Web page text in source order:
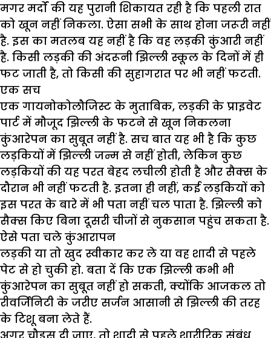
मगर मर्दों की यह पुरानी शिकायत रही है कि पहली रात
को खून नहीं निकला. ऐसा सभी के साथ होना जरूरी नहीं
है. इस का मतलब यह नहीं है कि वह लड़की कुंआरी नहीं
है. किसी लड़की की अंदरूनी झिल्ली स्कूल के दिनों में ही
फट जाती है, तो किसी की सुहागरात पर भी नहीं फटती.
एक सच
एक गायनोकोलौजिस्ट के मुताबिक, लड़की के प्राइवेट
पार्ट में मौजूद झिल्ली के फटने से खून निकलना
कुंआरेपन का सुबूत नहीं है. सच बात यह भी है कि कुछ
लड़कियों में झिल्ली जन्म से नहीं होती, लेकिन कुछ
लड़कियों की यह परत बेहद लचीली होती है और सैक्स के
दौरान भी नहीं फटती है. इतना ही नहीं, कई लड़कियों को
इस परत के बारे में भी पता नहीं चल पाता है. झिल्ली को
सैक्स किए बिना दूसरी चीजों से नुकसान पहुंच सकता है.
ऐसे पता चले कुंआरापन
लड़की या तो खुद स्वीकार कर ले या वह शादी से पहले
पेट से हो चुकी हो. बता दें कि एक झिल्ली कभी भी
कुंआरेपन का सुबूत नहीं हो सकती, क्योंकि आजकल तो
रीवर्जिनिटी के जरीए सर्जन आसानी से झिल्ली की तरह
के टिशू बना लेते हैं.